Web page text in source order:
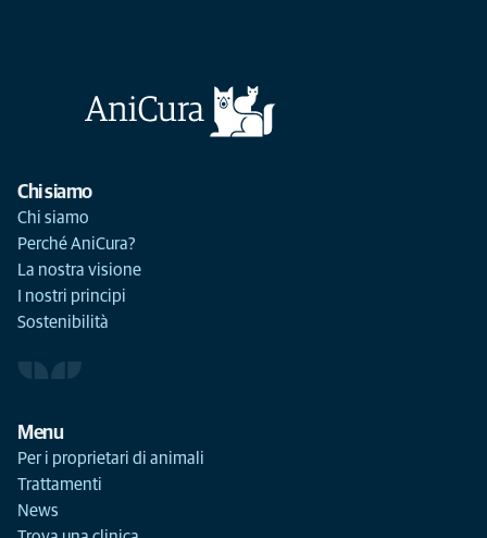
Chi siamo
Chi siamo
Perché AniCura?
La nostra visione
I nostri principi
Sostenibilità
Menu
Per i proprietari di animali
Trattamenti
News